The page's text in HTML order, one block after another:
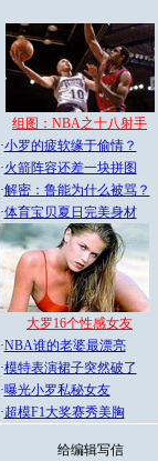
组图：NBA之十八射手
·小罗的疲软缘于偷情？
·火箭阵容还差一块拼图
·解密：鲁能为什么被骂？
·体育宝贝夏日完美身材
大罗16个性感女友
·NBA谁的老婆最漂亮
·模特表演裙子突然破了
·曝光小罗私秘女友
·超模F1大奖赛秀美胸
给编辑写信